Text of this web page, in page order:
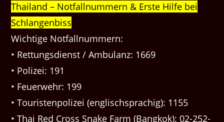
Thailand – Notfallnummern & Erste Hilfe bei
Schlangenbiss
Wichtige Notfallnummern:
• Rettungsdienst / Ambulanz: 1669
• Polizei: 191
• Feuerwehr: 199
• Touristenpolizei (englischsprachig): 1155
• Thai Red Cross Snake Farm (Bangkok): 02-252-